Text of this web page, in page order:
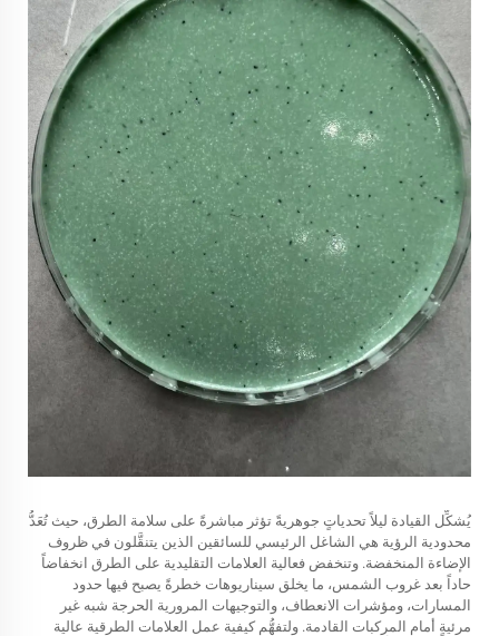
يُشكِّل القيادة ليلاً تحدياتٍ جوهريةً تؤثر مباشرةً على سلامة الطرق، حيث تُعَدُّ
محدودية الرؤية هي الشاغل الرئيسي للسائقين الذين يتنقَّلون في ظروف
الإضاءة المنخفضة. وتنخفض فعالية العلامات التقليدية على الطرق انخفاضاً
حاداً بعد غروب الشمس، ما يخلق سيناريوهات خطرةً يصبح فيها حدود
المسارات، ومؤشرات الانعطاف، والتوجيهات المرورية الحرجة شبه غير
مرئيةٍ أمام المركبات القادمة. ولتفهُّم كيفية عمل العلامات الطرقية عالية